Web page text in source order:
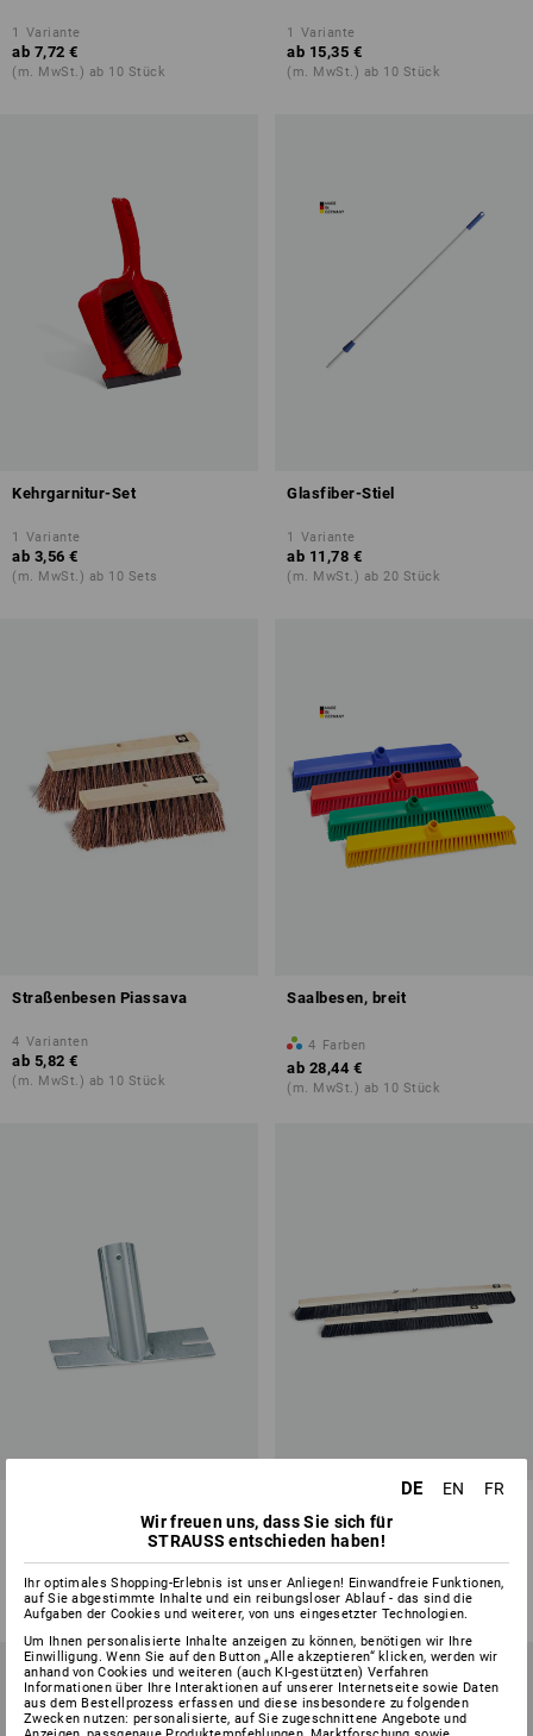
1 Variante
ab 7,72 €
(m. MwSt.) ab 10 Stück
1 Variante
ab 15,35 €
(m. MwSt.) ab 10 Stück
Kehrgarnitur-Set
1 Variante
ab 3,56 €
(m. MwSt.) ab 10 Sets
Glasfiber-Stiel
1 Variante
ab 11,78 €
(m. MwSt.) ab 20 Stück
Straßenbesen Piassava
4 Varianten
ab 5,82 €
(m. MwSt.) ab 10 Stück
Saalbesen, breit
4 Farben
ab 28,44 €
(m. MwSt.) ab 10 Stück
Varianten
ab 2,37 €
(m. MwSt.) ab 10 Stück
Flügelschrauben
2 Varianten
ab 10,70 €
(m. MwSt.) ab 10 Stück
DE EN
FR
Wir freuen uns, dass Sie sich für
STRAUSS entschieden haben!
Ihr optimales Shopping-Erlebnis ist unser Anliegen! Einwandfreie Funktionen,
auf Sie abgestimmte Inhalte und ein reibungsloser Ablauf - das sind die
Aufgaben der Cookies und weiterer, von uns eingesetzter Technologien.
Um Ihnen personalisierte Inhalte anzeigen zu können, benötigen wir Ihre
Einwilligung. Wenn Sie auf den Button „Alle akzeptieren“ klicken, werden wir
anhand von Cookies und weiteren (auch KI-gestützten) Verfahren
Informationen über Ihre Interaktionen auf unserer Internetseite sowie Daten
aus dem Bestellprozess erfassen und diese insbesondere zu folgenden
Zwecken nutzen: personalisierte, auf Sie zugeschnittene Angebote und